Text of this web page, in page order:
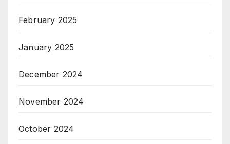
February 2025
January 2025
December 2024
November 2024
October 2024